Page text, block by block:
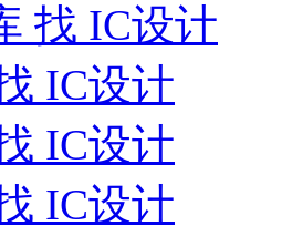
找 IC设计
IC设计
IC设计
IC设计